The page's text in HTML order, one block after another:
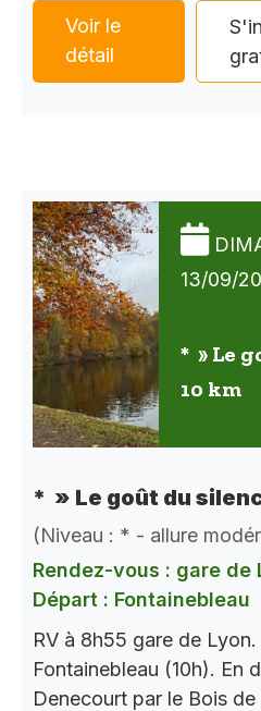
Voir le
détail
13/09/
* » Le
10 km
* » Le goût du
(Niveau : * - allure
Rendez-vous : gare de
Départ : Fontainebleau
RV à 8h55 gare de
Fontainebleau (10h). En
Denecourt par le Bois